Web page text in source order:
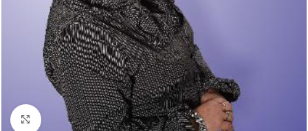
Klik om te vergroten